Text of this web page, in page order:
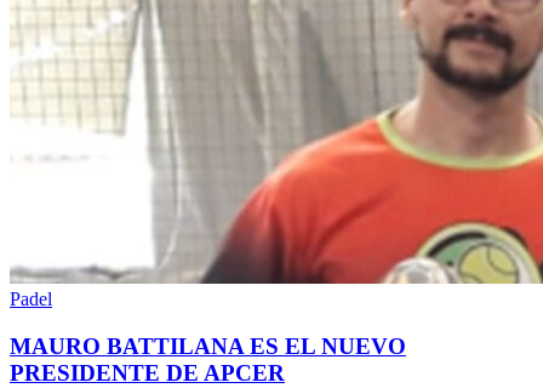
Padel
MAURO BATTILANA ES EL NUEVO
PRESIDENTE DE APCER